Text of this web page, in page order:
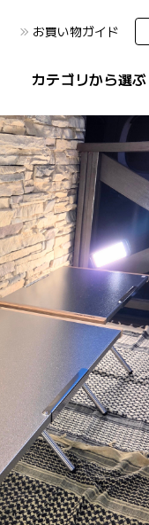
お買い物ガイド
カテゴリから選ぶ